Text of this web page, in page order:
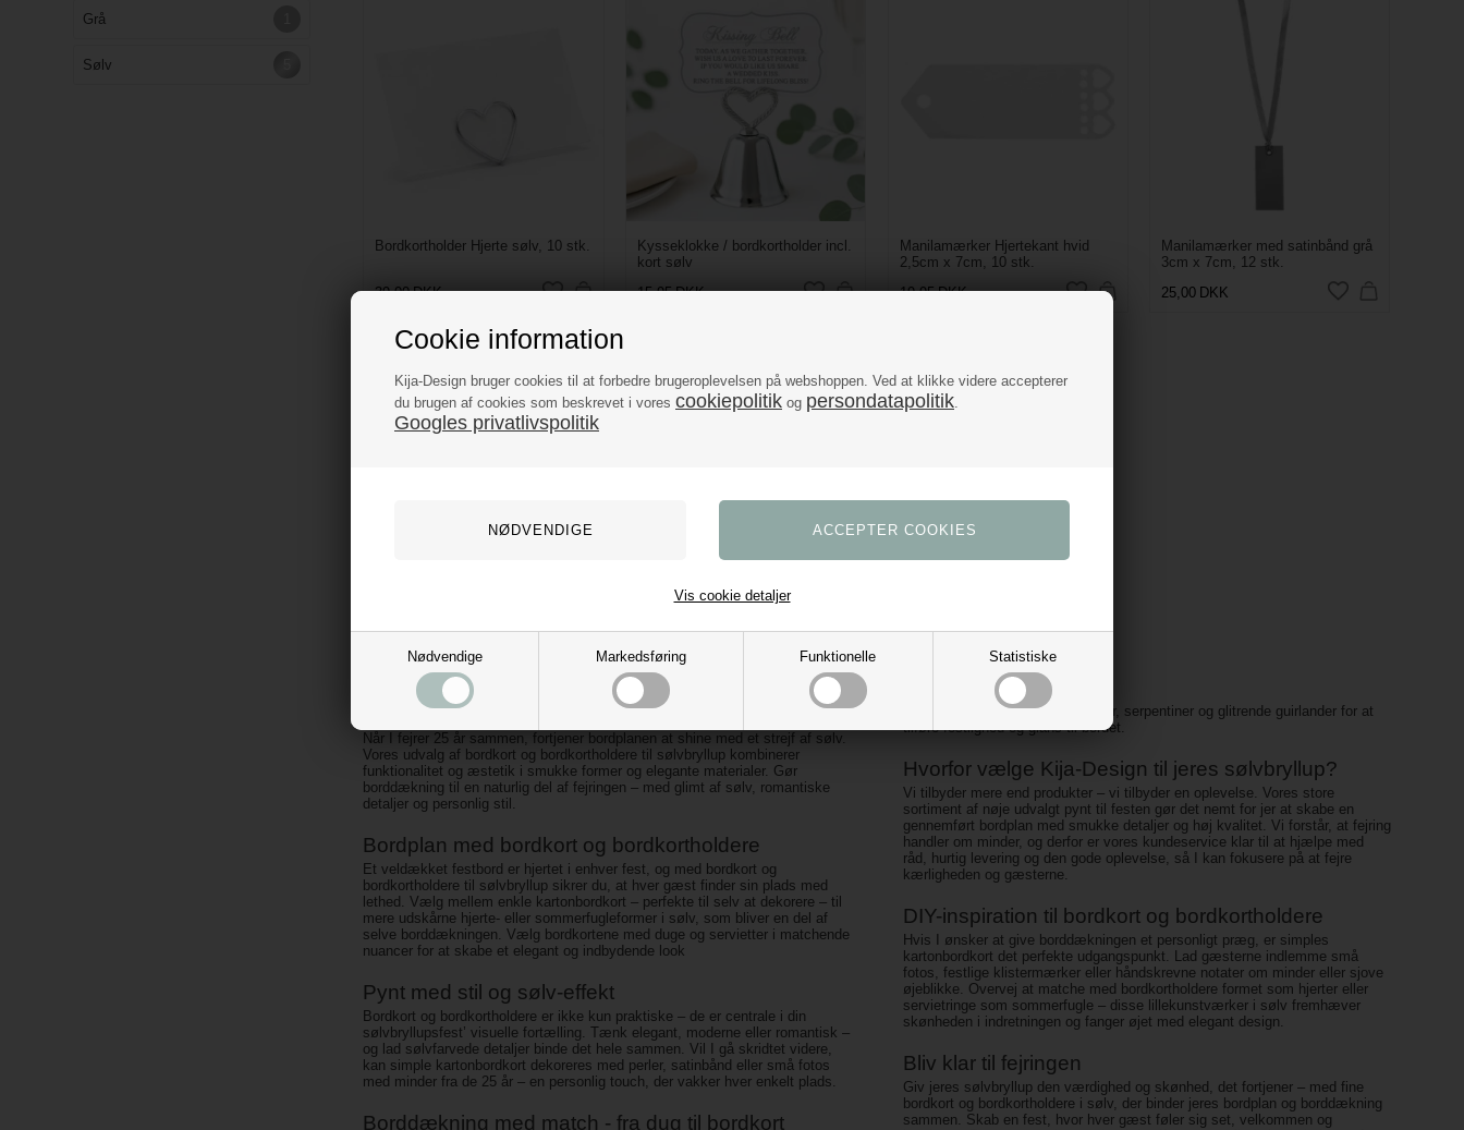
Cookie information
Kija-Design bruger cookies til at forbedre brugeroplevelsen på webshoppen. Ved at klikke videre accepterer
du brugen af cookies som beskrevet i vores cookiepolitik og persondatapolitik
Googles privatlivspolitik
Nødvendige Markedsføring Funktionelle Statistiske
Vis cookie detaljer
Grå
Sølv
Bordkortholder Hjerte sølv, 10 stk.
39,00 DKK
Kysseklokke / bordkortholder incl.
kort sølv
15,95 DKK
Manilamærker Hjertekant hvid
2,5cm x 7cm, 10 stk.
19,95 DKK
Manilamærker med satinbånd grå
3cm x 7cm, 12 stk.
25,00 DKK
Hjerte Kortholder i Sølv 20 cm – 3
Sølvbryllupsfest med bordkort og bordkortholdere
Når I fejrer 25 år sammen, fortjener bordplanen at shine med et strejf af sølv.
Vores udvalg af bordkort og bordkortholdere til sølvbryllup kombinerer
funktionalitet og æstetik i smukke former og elegante materialer. Gør
borddækning til en naturlig del af fejringen – med glimt af sølv, romantiske
detaljer og personlig stil.
Bordplan med bordkort og bordkortholdere
Et veldækket festbord er hjertet i enhver fest, og med bordkort og
bordkortholdere til sølvbryllup sikrer du, at hver gæst finder sin plads med
lethed. Vælg mellem enkle kartonbordkort – perfekte til selv at dekorere – til
mere udskårne hjerte- eller sommerfugleformer i sølv, som bliver en del af
selve borddækningen. Vælg bordkortene med duge og servietter i matchende
nuancer for at skabe et elegant og indbydende look
Pynt med stil og sølv-effekt
Bordkort og bordkortholdere er ikke kun praktiske – de er centrale i din
sølvbryllupsfest’ visuelle fortælling. Tænk elegant, moderne eller romantisk –
og lad sølvfarvede detaljer binde det hele sammen. Vil I gå skridtet videre,
kan simple kartonbordkort dekoreres med perler, satinbånd eller små fotos
med minder fra de 25 år – en personlig touch, der vakker hver enkelt plads.
Borddækning med match - fra dug til bordkort
helhed. Spræl med sølvpomponer, serpentiner og glitrende guirlander for at
tilføre festlighed og glans til bordet.
Hvorfor vælge Kija-Design til jeres sølvbryllup?
Vi tilbyder mere end produkter – vi tilbyder en oplevelse. Vores store
sortiment af nøje udvalgt pynt til festen gør det nemt for jer at skabe en
gennemført bordplan med smukke detaljer og høj kvalitet. Vi forstår, at fejring
handler om minder, og derfor er vores kundeservice klar til at hjælpe med
råd, hurtig levering og den gode oplevelse, så I kan fokusere på at fejre
kærligheden og gæsterne.
DIY-inspiration til bordkort og bordkortholdere
Hvis I ønsker at give borddækningen et personligt præg, er simples
kartonbordkort det perfekte udgangspunkt. Lad gæsterne indlemme små
fotos, festlige klistermærker eller håndskrevne notater om minder eller sjove
øjeblikke. Overvej at matche med bordkortholdere formet som hjerter eller
servietringe som sommerfugle – disse lillekunstværker i sølv fremhæver
skønheden i indretningen og fanger øjet med elegant design.
Bliv klar til fejringen
Giv jeres sølvbryllup den værdighed og skønhed, det fortjener – med fine
bordkort og bordkortholdere i sølv, der binder jeres bordplan og borddækning
sammen. Skab en fest, hvor hver gæst føler sig set, velkommen og